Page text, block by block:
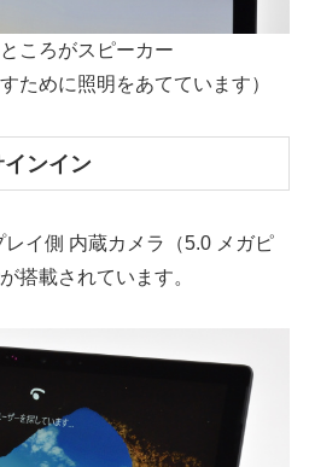
ころがスピーカー
ために照明をあてています）
ンイン
イ側 内蔵カメラ（5.0 メガピ
搭載されています。